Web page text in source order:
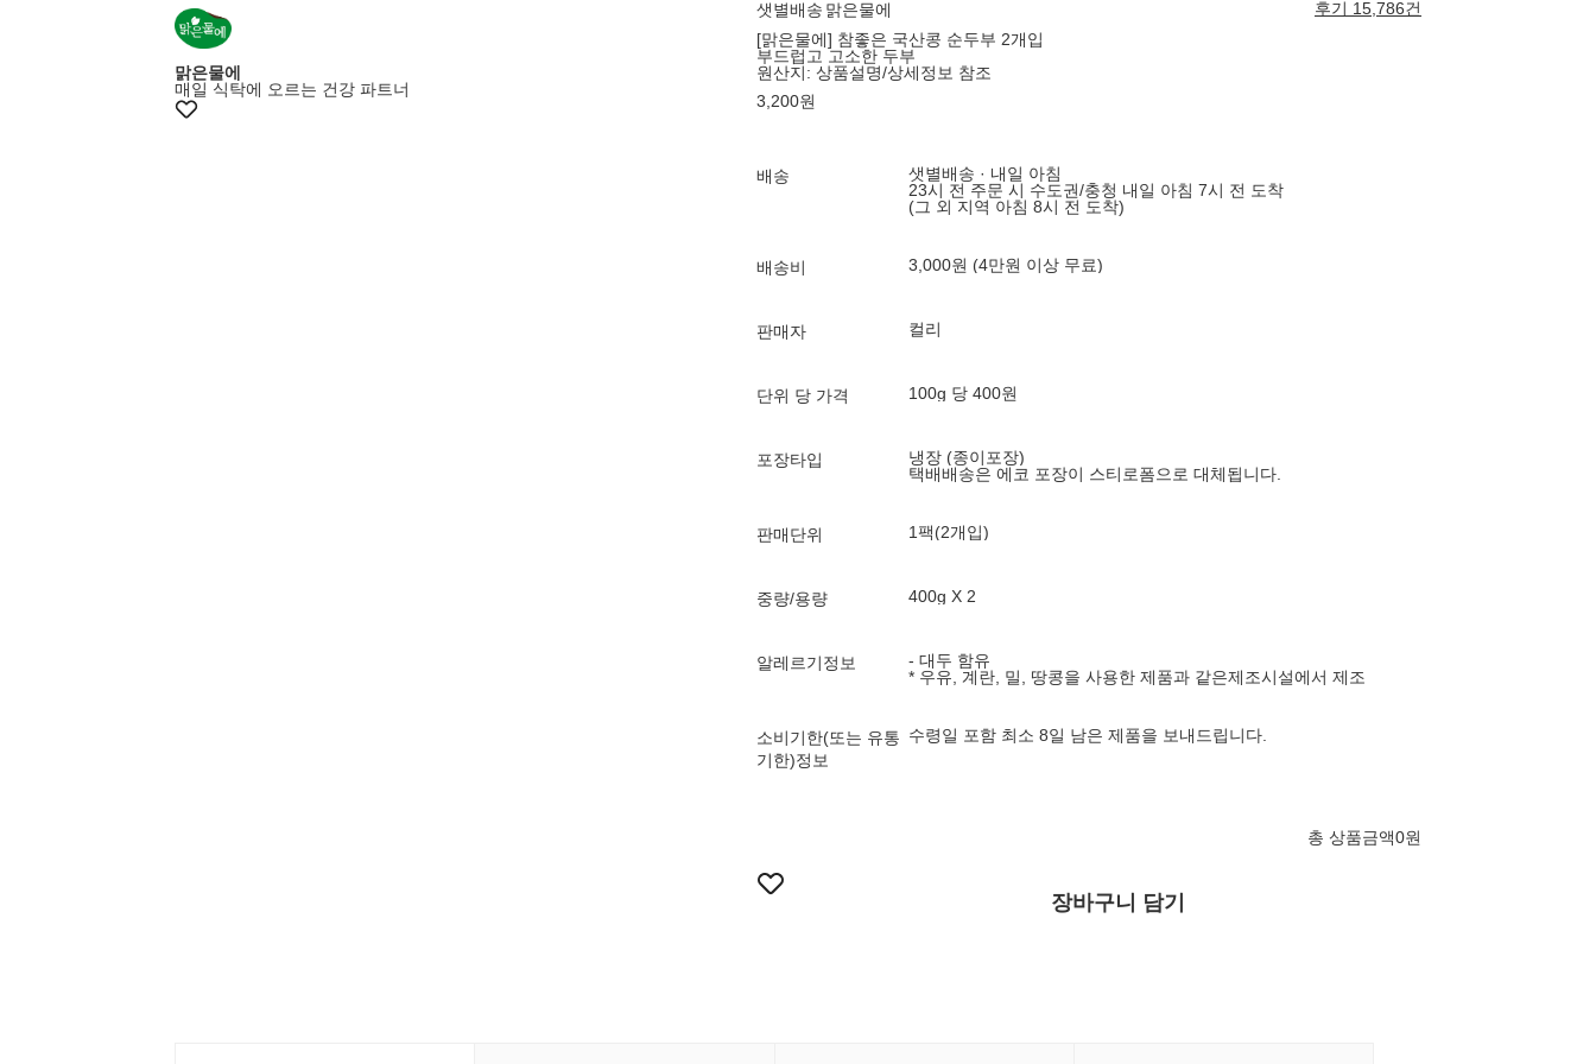
맑은물에
매일 식탁에 오르는 건강 파트너
샛별배송 맑은물에
후기 15,786건
[맑은물에] 참좋은 국산콩 순두부 2개입
부드럽고 고소한 두부
원산지: 상품설명/상세정보 참조
3,200원
배송
샛별배송 · 내일 아침
23시 전 주문 시 수도권/충청 내일 아침 7시 전 도착
(그 외 지역 아침 8시 전 도착)
배송비 3,000원 (4만원 이상 무료)
판매자 컬리
단위 당 가격 100g 당 400원
포장타입
냉장 (종이포장)
택배배송은 에코 포장이 스티로폼으로 대체됩니다.
판매단위 1팩(2개입)
중량/용량 400g X 2
알레르기정보
- 대두 함유
* 우유, 계란, 밀, 땅콩을 사용한 제품과 같은제조시설에서 제조
소비기한(또는 유통
기한)정보
수령일 포함 최소 8일 남은 제품을 보내드립니다.
총 상품금액0원
장바구니 담기